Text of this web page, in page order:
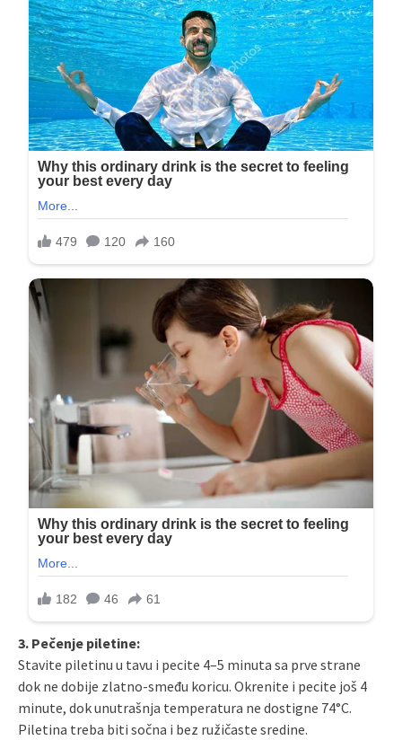
3. Pečenje piletine:
Stavite piletinu u tavu i pecite 4–5 minuta sa prve strane
dok ne dobije zlatno-smeđu koricu. Okrenite i pecite još 4
minute, dok unutrašnja temperatura ne dostigne 74°C.
Piletina treba biti sočna i bez ružičaste sredine.